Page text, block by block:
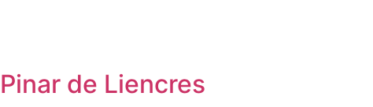
Pinar de Liencres